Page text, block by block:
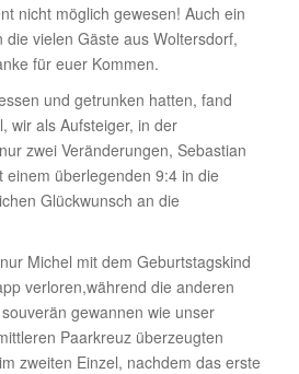
nicht möglich gewesen! Auch ein
vielen Gäste aus Woltersdorf,
für euer Kommen.
und getrunken hatten, fand
wir als Aufsteiger, in der
zwei Veränderungen, Sebastian
einem überlegenden 9:4 in die
Glückwunsch an die
Michel mit dem Geburtstagskind
verloren,während die anderen
gewannen wie unser
Paarkreuz überzeugten
zweiten Einzel, nachdem das erste